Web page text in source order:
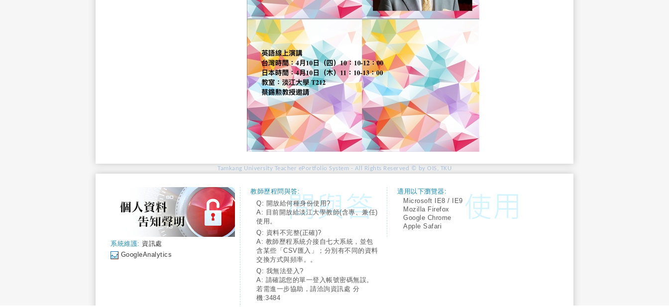
Tamkang University Teacher ePortfolio System - All Rights Reserved © by OIS, TKU
系統維護: 資訊處
GoogleAnalytics
教師歷程問與答:
Q: 開放給何種身份使用?
A: 目前開放給淡江大學教師(含專、兼任)
使用。
Q: 資料不完整(正確)?
A: 教師歷程系統介接自七大系統，並包
含某些「CSV匯入」；分別有不同的資料
交換方式與頻率。。
Q: 我無法登入?
A: 請確認您的單一登入帳號密碼無誤。
若需進一步協助，請洽詢資訊處 分
機:3484
適用以下瀏覽器:
Microsoft IE8 / IE9
Mozilla Firefox
Google Chrome
Apple Safari